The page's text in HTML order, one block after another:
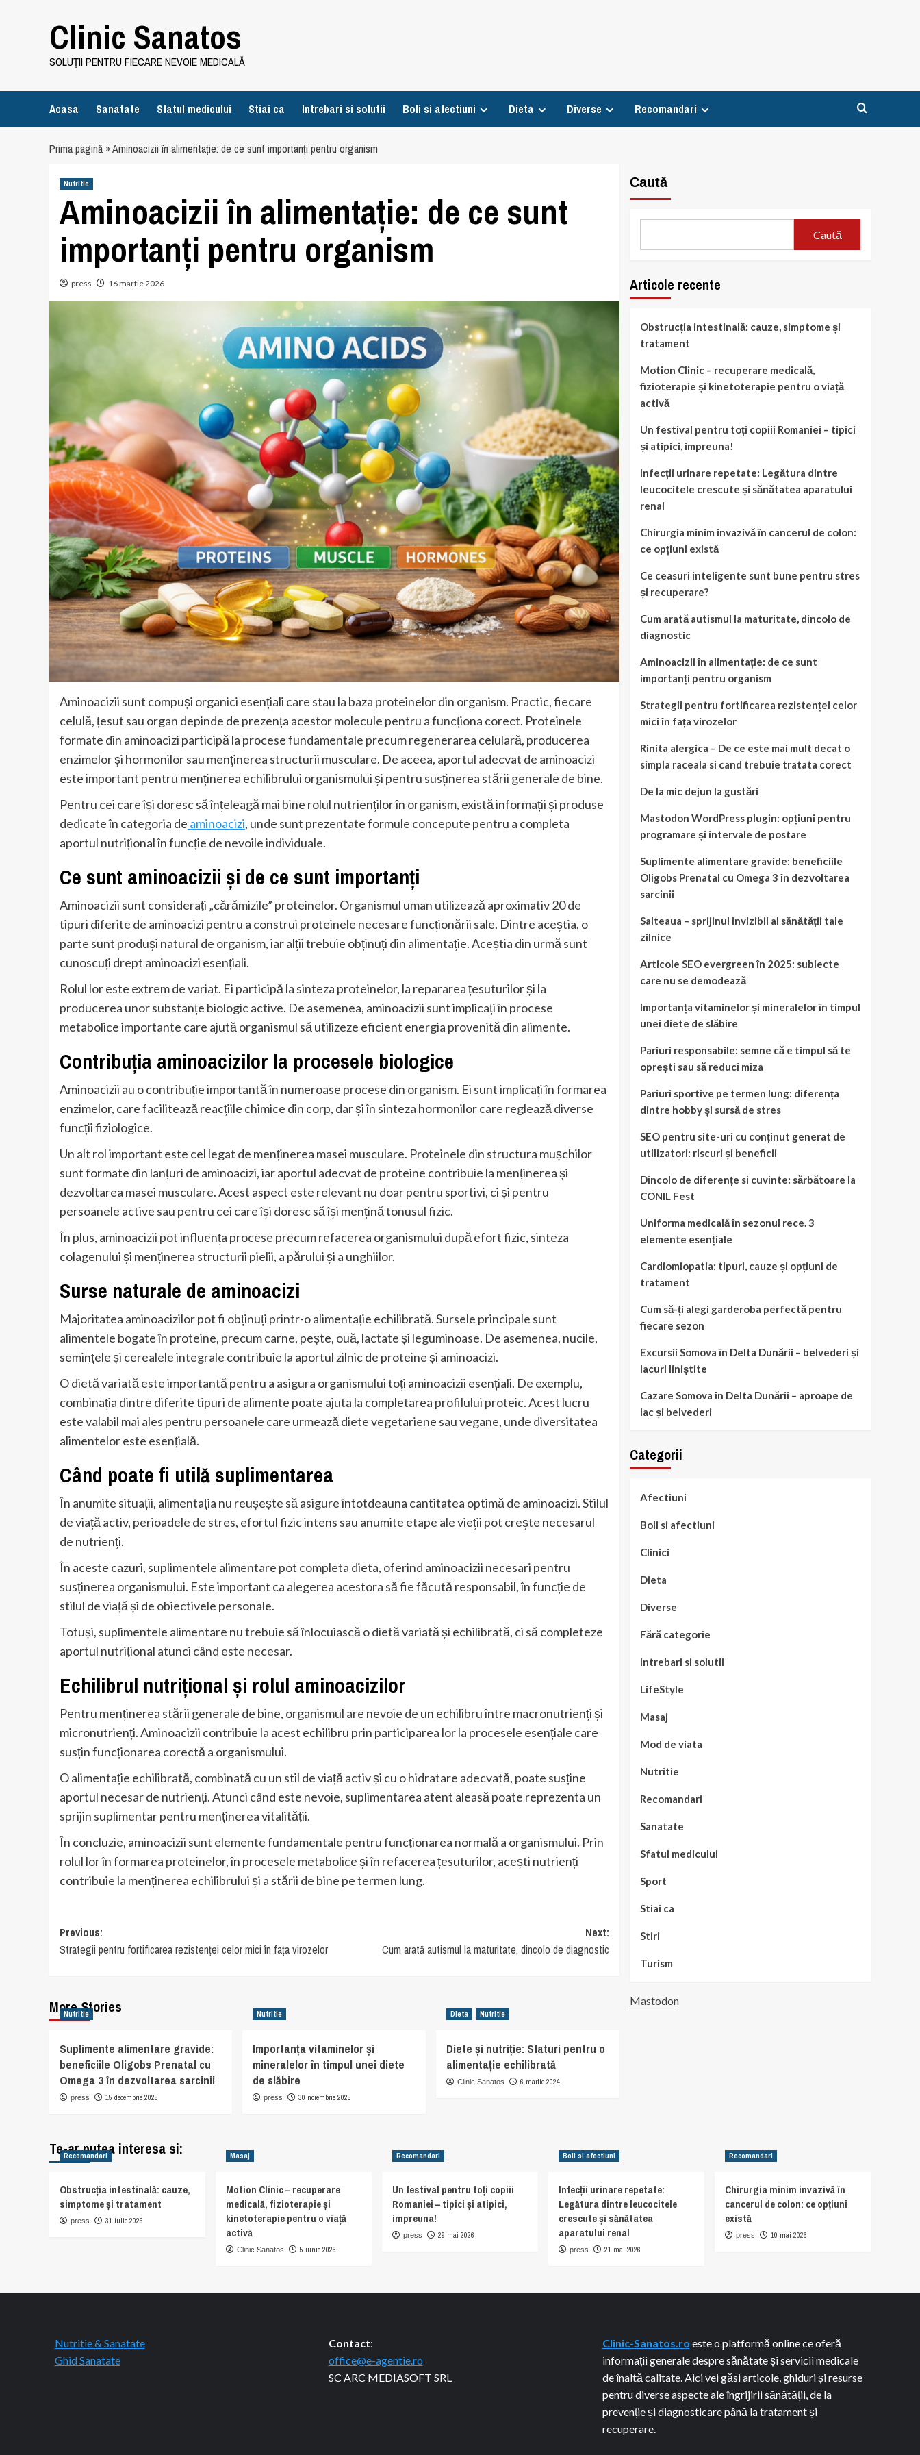
Clinic Sanatos
SOLUȚII PENTRU FIECARE NEVOIE MEDICALĂ
Acasa Sanatate Sfatul medicului Stiai ca Intrebari si solutii Boli si afectiuni Dieta Diverse Recomandari
Prima pagină»Aminoacizii în alimentație: de ce sunt importanți pentru organism
Nutritie
Aminoacizii în alimentație: de ce sunt
importanți pentru organism
press 16 martie 2026
Aminoacizii sunt compuși organici esențiali care stau la baza proteinelor din organism. Practic, fiecare
celulă, țesut sau organ depinde de prezența acestor molecule pentru a funcționa corect. Proteinele
formate din aminoacizi participă la procese fundamentale precum regenerarea celulară, producerea
enzimelor și hormonilor sau menținerea structurii musculare. De aceea, aportul adecvat de aminoacizi
este important pentru menținerea echilibrului organismului și pentru susținerea stării generale de bine.
Pentru cei care își doresc să înțeleagă mai bine rolul nutrienților în organism, există informații și produse
dedicate în categoria de aminoacizi, unde sunt prezentate formule concepute pentru a completa
aportul nutrițional în funcție de nevoile individuale.
Ce sunt aminoacizii și de ce sunt importanți
Aminoacizii sunt considerați „cărămizile” proteinelor. Organismul uman utilizează aproximativ 20 de
tipuri diferite de aminoacizi pentru a construi proteinele necesare funcționării sale. Dintre aceștia, o
parte sunt produși natural de organism, iar alții trebuie obținuți din alimentație. Aceștia din urmă sunt
cunoscuți drept aminoacizi esențiali.
Rolul lor este extrem de variat. Ei participă la sinteza proteinelor, la repararea țesuturilor și la
producerea unor substanțe biologic active. De asemenea, aminoacizii sunt implicați în procese
metabolice importante care ajută organismul să utilizeze eficient energia provenită din alimente.
Contribuția aminoacizilor la procesele biologice
Aminoacizii au o contribuție importantă în numeroase procese din organism. Ei sunt implicați în formarea
enzimelor, care facilitează reacțiile chimice din corp, dar și în sinteza hormonilor care reglează diverse
funcții fiziologice.
Un alt rol important este cel legat de menținerea masei musculare. Proteinele din structura mușchilor
sunt formate din lanțuri de aminoacizi, iar aportul adecvat de proteine contribuie la menținerea și
dezvoltarea masei musculare. Acest aspect este relevant nu doar pentru sportivi, ci și pentru
persoanele active sau pentru cei care își doresc să își mențină tonusul fizic.
În plus, aminoacizii pot influența procese precum refacerea organismului după efort fizic, sinteza
colagenului și menținerea structurii pielii, a părului și a unghiilor.
Surse naturale de aminoacizi
Majoritatea aminoacizilor pot fi obținuți printr-o alimentație echilibrată. Sursele principale sunt
alimentele bogate în proteine, precum carne, pește, ouă, lactate și leguminoase. De asemenea, nucile,
semințele și cerealele integrale contribuie la aportul zilnic de proteine și aminoacizi.
O dietă variată este importantă pentru a asigura organismului toți aminoacizii esențiali. De exemplu,
combinația dintre diferite tipuri de alimente poate ajuta la completarea profilului proteic. Acest lucru
este valabil mai ales pentru persoanele care urmează diete vegetariene sau vegane, unde diversitatea
alimentelor este esențială.
Când poate fi utilă suplimentarea
În anumite situații, alimentația nu reușește să asigure întotdeauna cantitatea optimă de aminoacizi. Stilul
de viață activ, perioadele de stres, efortul fizic intens sau anumite etape ale vieții pot crește necesarul
de nutrienți.
În aceste cazuri, suplimentele alimentare pot completa dieta, oferind aminoacizii necesari pentru
susținerea organismului. Este important ca alegerea acestora să fie făcută responsabil, în funcție de
stilul de viață și de obiectivele personale.
Totuși, suplimentele alimentare nu trebuie să înlocuiască o dietă variată și echilibrată, ci să completeze
aportul nutrițional atunci când este necesar.
Echilibrul nutrițional și rolul aminoacizilor
Pentru menținerea stării generale de bine, organismul are nevoie de un echilibru între macronutrienți și
micronutrienți. Aminoacizii contribuie la acest echilibru prin participarea lor la procesele esențiale care
susțin funcționarea corectă a organismului.
O alimentație echilibrată, combinată cu un stil de viață activ și cu o hidratare adecvată, poate susține
aportul necesar de nutrienți. Atunci când este nevoie, suplimentarea atent aleasă poate reprezenta un
sprijin suplimentar pentru menținerea vitalității.
În concluzie, aminoacizii sunt elemente fundamentale pentru funcționarea normală a organismului. Prin
rolul lor în formarea proteinelor, în procesele metabolice și în refacerea țesuturilor, acești nutrienți
contribuie la menținerea echilibrului și a stării de bine pe termen lung.
Post
navigation
Previous:
Strategii pentru fortificarea rezistenței celor mici în fața virozelor
Next:
Cum arată autismul la maturitate, dincolo de diagnostic
More Stories
Nutritie
Suplimente alimentare gravide:
beneficiile Oligobs Prenatal cu
Omega 3 în dezvoltarea sarcinii
press 15 decembrie 2025
Nutritie
Importanța vitaminelor și
mineralelor în timpul unei diete
de slăbire
press 30 noiembrie 2025
Dieta Nutritie
Diete și nutriție: Sfaturi pentru o
alimentație echilibrată
Clinic Sanatos 6 martie 2024
Caută
Caută
Articole recente
Obstrucția intestinală: cauze, simptome și
tratament
Motion Clinic – recuperare medicală,
fizioterapie și kinetoterapie pentru o viață
activă
Un festival pentru toți copiii Romaniei – tipici
și atipici, impreuna!
Infecții urinare repetate: Legătura dintre
leucocitele crescute și sănătatea aparatului
renal
Chirurgia minim invazivă în cancerul de colon:
ce opțiuni există
Ce ceasuri inteligente sunt bune pentru stres
și recuperare?
Cum arată autismul la maturitate, dincolo de
diagnostic
Aminoacizii în alimentație: de ce sunt
importanți pentru organism
Strategii pentru fortificarea rezistenței celor
mici în fața virozelor
Rinita alergica – De ce este mai mult decat o
simpla raceala si cand trebuie tratata corect
De la mic dejun la gustări
Mastodon WordPress plugin: opțiuni pentru
programare și intervale de postare
Suplimente alimentare gravide: beneficiile
Oligobs Prenatal cu Omega 3 în dezvoltarea
sarcinii
Salteaua – sprijinul invizibil al sănătății tale
zilnice
Articole SEO evergreen în 2025: subiecte
care nu se demodează
Importanța vitaminelor și mineralelor în timpul
unei diete de slăbire
Pariuri responsabile: semne că e timpul să te
oprești sau să reduci miza
Pariuri sportive pe termen lung: diferența
dintre hobby și sursă de stres
SEO pentru site-uri cu conținut generat de
utilizatori: riscuri și beneficii
Dincolo de diferențe si cuvinte: sărbătoare la
CONIL Fest
Uniforma medicală în sezonul rece. 3
elemente esențiale
Cardiomiopatia: tipuri, cauze și opțiuni de
tratament
Cum să-ți alegi garderoba perfectă pentru
fiecare sezon
Excursii Somova în Delta Dunării – belvederi și
lacuri liniștite
Cazare Somova în Delta Dunării – aproape de
lac și belvederi
Categorii
Afectiuni
Boli si afectiuni
Clinici
Dieta
Diverse
Fără categorie
Intrebari si solutii
LifeStyle
Masaj
Mod de viata
Nutritie
Recomandari
Sanatate
Sfatul medicului
Sport
Stiai ca
Stiri
Turism
Mastodon
Te-ar putea interesa si:
Recomandari
Obstrucția intestinală: cauze,
simptome și tratament
press 31 iulie 2026
Masaj
Motion Clinic – recuperare
medicală, fizioterapie și
kinetoterapie pentru o viață
activă
Clinic Sanatos 5 iunie 2026
Recomandari
Un festival pentru toți copiii
Romaniei – tipici și atipici,
impreuna!
press 29 mai 2026
Boli si afectiuni
Infecții urinare repetate:
Legătura dintre leucocitele
crescute și sănătatea
aparatului renal
press 21 mai 2026
Recomandari
Chirurgia minim invazivă în
cancerul de colon: ce opțiuni
există
press 10 mai 2026
Nutritie & Sanatate
Ghid Sanatate
Contact:
office@e-agentie.ro
SC ARC MEDIASOFT SRL
Clinic-Sanatos.ro este o platformă online ce oferă
informații generale despre sănătate și servicii medicale
de înaltă calitate. Aici vei găsi articole, ghiduri și resurse
pentru diverse aspecte ale îngrijirii sănătății, de la
prevenție și diagnosticare până la tratament și
recuperare.